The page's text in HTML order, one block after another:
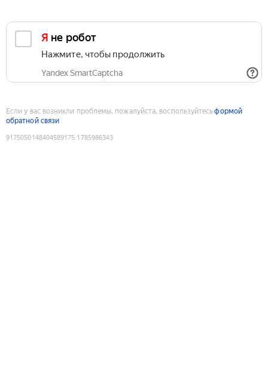
Я не робот
Нажмите, чтобы продолжить
Yandex SmartCaptcha
Если у вас возникли проблемы, пожалуйста, воспользуйтесьформой
обратной связи
9175050148404589175:1785986343